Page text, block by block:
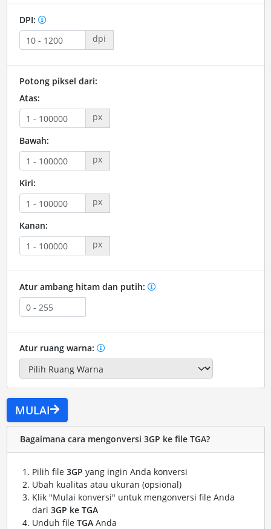
DPI:
dpi
Potong piksel dari:
Atas:
px
Bawah:
px
Kiri:
px
Kanan:
px
Atur ambang hitam dan putih:
Atur ruang warna:
MULAI
Bagaimana cara mengonversi 3GP ke file TGA?
Pilih file 3GP yang ingin Anda konversi
Ubah kualitas atau ukuran (opsional)
Klik "Mulai konversi" untuk mengonversi file Anda
dari 3GP ke TGA
Unduh file TGAAnda